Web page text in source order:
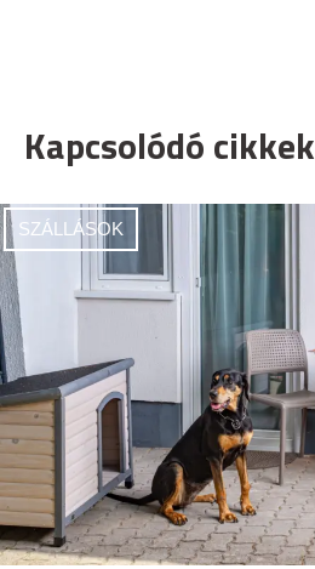
Kapcsolódó cikkek
SZÁLLÁSOK